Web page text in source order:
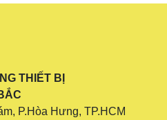
THIẾT BỊ
P.Hòa Hưng, TP.HCM